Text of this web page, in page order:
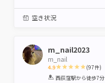
空き状況
m_nail2023
m_nail
4.9
1 2 3 4 5
(97件)
西荻窪駅から徒歩7分